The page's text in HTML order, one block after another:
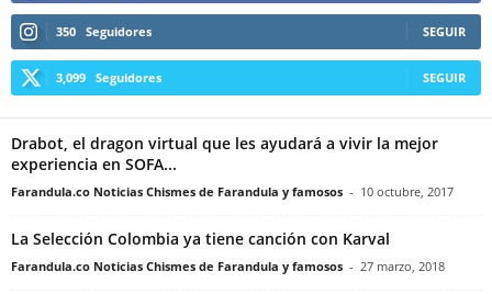
350 Seguidores SEGUIR
3,099 Seguidores SEGUIR
Drabot, el dragon virtual que les ayudará a vivir la mejor
experiencia en SOFA...
Farandula.co Noticias Chismes de Farandula y famosos - 10 octubre, 2017
La Selección Colombia ya tiene canción con Karval
Farandula.co Noticias Chismes de Farandula y famosos - 27 marzo, 2018